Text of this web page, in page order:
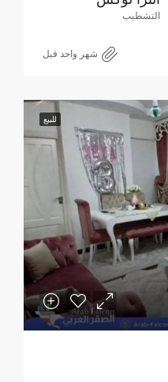
التشطيب
‏شهر واحد قبل
للبيع